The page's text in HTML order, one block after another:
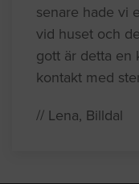
senare hade vi
vid huset och
gott är detta en
kontakt med
// Lena, Billdal